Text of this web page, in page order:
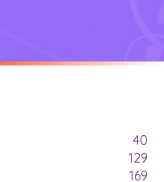
40
129
169